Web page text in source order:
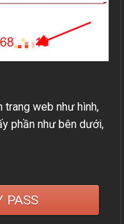
trang web như hình,
phần như bên dưới,
PASS